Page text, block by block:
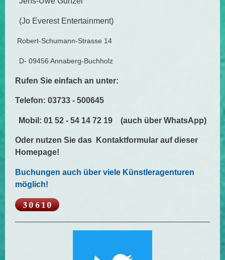
(Jo Everest Entertainment)
Robert-Schumann-Strasse 14
D- 09456 Annaberg-Buchholz
Rufen Sie einfach an unter:
Telefon: 03733 - 500645
Mobil: 01 52 - 54 14 72 19 (auch über WhatsApp)
Oder nutzen Sie das Kontaktformular auf dieser
Homepage!
Buchungen auch über viele Künstleragenturen
möglich!